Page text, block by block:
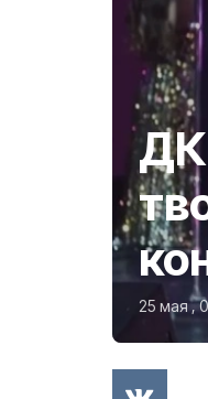
ДК
25 мая ,